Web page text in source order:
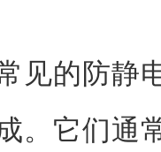
见的防静
。它们通